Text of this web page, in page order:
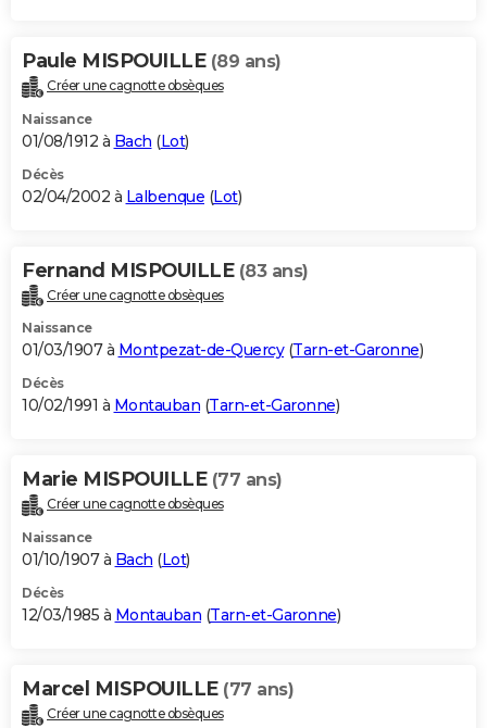
Paule MISPOUILLE (89 ans)
Créer une cagnotte obsèques
Naissance
01/08/1912 à Bach (Lot)
Décès
02/04/2002 à Lalbenque (Lot)
Fernand MISPOUILLE (83 ans)
Créer une cagnotte obsèques
Naissance
01/03/1907 à Montpezat-de-Quercy(Tarn-et-Garonne)
Décès
10/02/1991 à Montauban (Tarn-et-Garonne)
Marie MISPOUILLE (77 ans)
Créer une cagnotte obsèques
Naissance
01/10/1907 à Bach (Lot)
Décès
12/03/1985 à Montauban (Tarn-et-Garonne)
Marcel MISPOUILLE (77 ans)
Créer une cagnotte obsèques